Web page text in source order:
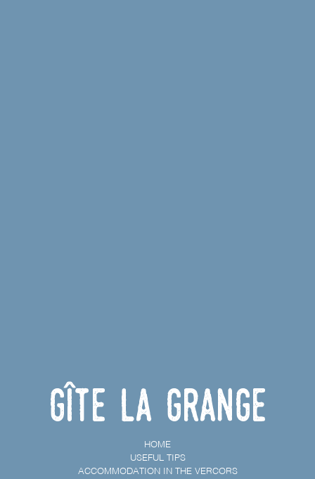
Gîte la Grange
HOME
USEFUL TIPS
ACCOMMODATION IN THE VERCORS